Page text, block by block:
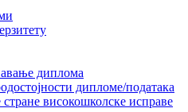
диплома
дипломе/података
високошколске исправе